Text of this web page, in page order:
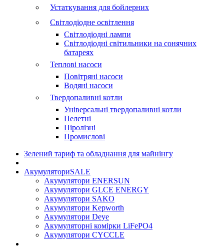
Устаткування для бойлерних
Світлодіодне освітлення
Світлодіодні лампи
Світлодіодні світильники на сонячних
батареях
Теплові насоси
Повітряні насоси
Водяні насоси
Твердопаливні котли
Універсальні твердопаливні котли
Пелетні
Піролізні
Промислові
Зелений тариф та обладнання для майнінгу
АкумуляториSALE
Акумулятори ENERSUN
Акумулятори GLCE ENERGY
Акумулятори SAKO
Акумулятори Kepworth
Акумулятори Deye
Акумуляторні комірки LiFePO4
Акумулятори CYCCLE